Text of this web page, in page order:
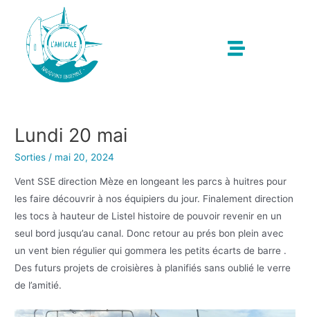
Lundi 20 mai
Sorties / mai 20, 2024
Vent SSE direction Mèze en longeant les parcs à huitres pour
les faire découvrir à nos équipiers du jour. Finalement direction
les tocs à hauteur de Listel histoire de pouvoir revenir en un
seul bord jusqu’au canal. Donc retour au prés bon plein avec
un vent bien régulier qui gommera les petits écarts de barre .
Des futurs projets de croisières à planifiés sans oublié le verre
de l’amitié.